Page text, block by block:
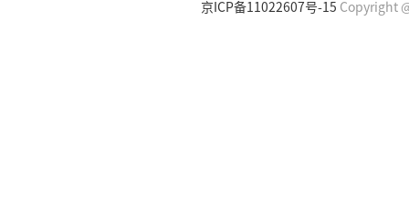
京ICP备11022607号-15 Copyright